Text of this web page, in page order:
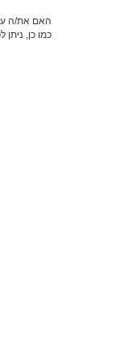
האם את/ה
כמו כן,